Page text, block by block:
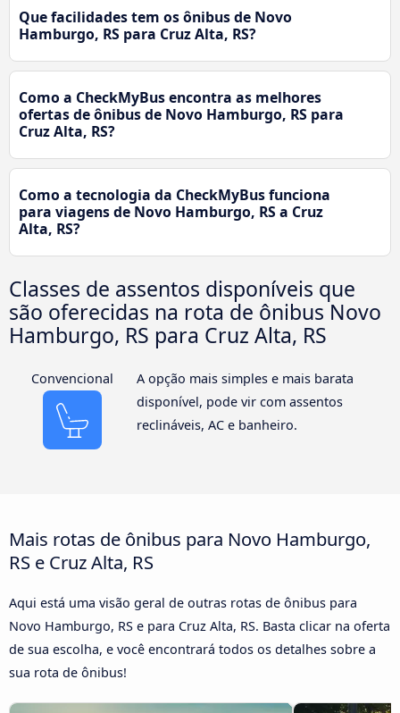
Que facilidades tem os ônibus de Novo
Hamburgo, RS para Cruz Alta, RS?
Como a CheckMyBus encontra as melhores
ofertas de ônibus de Novo Hamburgo, RS para
Cruz Alta, RS?
Como a tecnologia da CheckMyBus funciona
para viagens de Novo Hamburgo, RS a Cruz
Alta, RS?
Classes de assentos disponíveis que
são oferecidas na rota de ônibus Novo
Hamburgo, RS para Cruz Alta, RS
Convencional
A opção mais simples e mais barata
disponível, pode vir com assentos
reclináveis, AC e banheiro.
Mais rotas de ônibus para Novo Hamburgo,
RS e Cruz Alta, RS
Aqui está uma visão geral de outras rotas de ônibus para
Novo Hamburgo, RS e para Cruz Alta, RS. Basta clicar na oferta
de sua escolha, e você encontrará todos os detalhes sobre a
sua rota de ônibus!